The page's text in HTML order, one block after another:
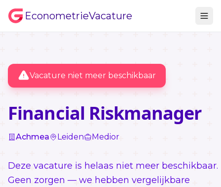
EconometrieVacature
Vacature niet meer beschikbaar
Financial Riskmanager
Achmea Leiden Medior
Deze vacature is helaas niet meer beschikbaar.
Geen zorgen — we hebben vergelijkbare